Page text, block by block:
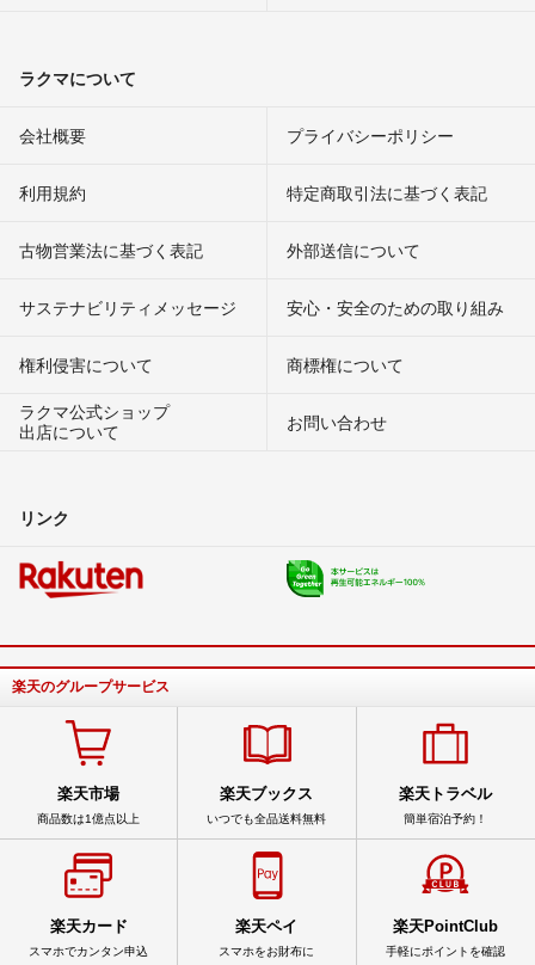
ラクマについて
会社概要 プライバシーポリシー
利用規約 特定商取引法に基づく表記
古物営業法に基づく表記 外部送信について
サステナビリティメッセージ 安心・安全のための取り組み
権利侵害について
商標権について
ラクマ公式ショップ
出店について
お問い合わせ
リンク
楽天のグループサービス
楽天市場
商品数は1億点以上
楽天ブックス
いつでも全品送料無料
楽天トラベル
簡単宿泊予約！
楽天カード
スマホでカンタン申込
楽天ペイ
スマホをお財布に
楽天PointClub
手軽にポイントを確認